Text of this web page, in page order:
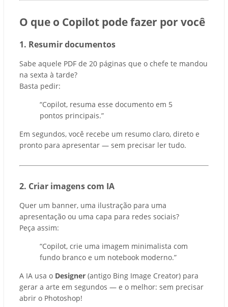
O que o Copilot pode fazer por você
1. Resumir documentos
Sabe aquele PDF de 20 páginas que o chefe te mandou
na sexta à tarde?
Basta pedir:
“Copilot, resuma esse documento em 5
pontos principais.”
Em segundos, você recebe um resumo claro, direto e
pronto para apresentar — sem precisar ler tudo.
2. Criar imagens com IA
Quer um banner, uma ilustração para uma
apresentação ou uma capa para redes sociais?
Peça assim:
“Copilot, crie uma imagem minimalista com
fundo branco e um notebook moderno.”
A IA usa o Designer (antigo Bing Image Creator) para
gerar a arte em segundos — e o melhor: sem precisar
abrir o Photoshop!